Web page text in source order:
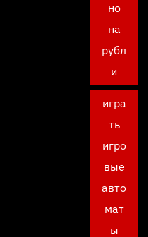
но
на
рубл
и
игра
ть
игро
вые
авто
мат
ы